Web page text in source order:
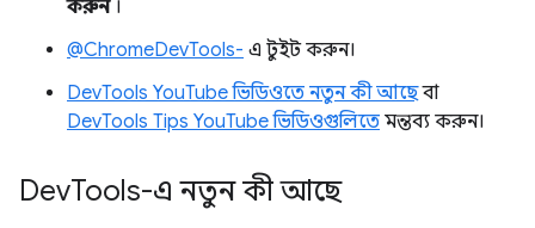
করুন।
@ChromeDevTools- এ টুইট করুন।
DevTools YouTube ভিডিওতে নতুন কী আছেবা
DevTools Tips YouTube ভিডিওগুলিতে মন্তব্য করুন।
DevTools-এ নতুন কী আছে